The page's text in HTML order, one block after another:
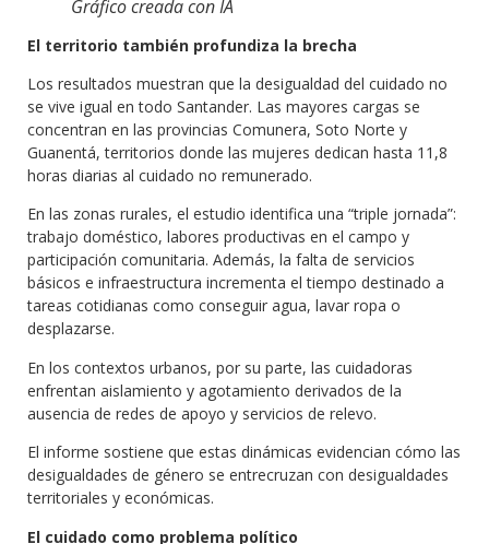
Gráfico creada con IA
El territorio también profundiza la brecha
Los resultados muestran que la desigualdad del cuidado no
se vive igual en todo Santander. Las mayores cargas se
concentran en las provincias Comunera, Soto Norte y
Guanentá, territorios donde las mujeres dedican hasta 11,8
horas diarias al cuidado no remunerado.
En las zonas rurales, el estudio identifica una “triple jornada”:
trabajo doméstico, labores productivas en el campo y
participación comunitaria. Además, la falta de servicios
básicos e infraestructura incrementa el tiempo destinado a
tareas cotidianas como conseguir agua, lavar ropa o
desplazarse.
En los contextos urbanos, por su parte, las cuidadoras
enfrentan aislamiento y agotamiento derivados de la
ausencia de redes de apoyo y servicios de relevo.
El informe sostiene que estas dinámicas evidencian cómo las
desigualdades de género se entrecruzan con desigualdades
territoriales y económicas.
El cuidado como problema político